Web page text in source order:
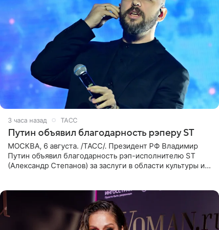
3 часа назад ТАСС
Путин объявил благодарность рэперу ST
МОСКВА, 6 августа. /ТАСС/. Президент РФ Владимир
Путин объявил благодарность рэп-исполнителю ST
(Александр Степанов) за заслуги в области культуры и